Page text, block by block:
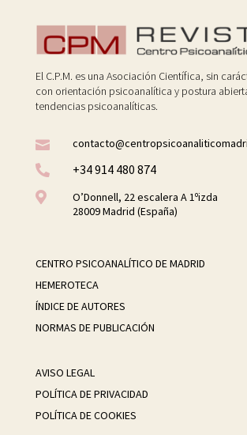
El C.P.M. es una Asociación Científica, sin
con orientación psicoanalítica y postura
tendencias psicoanalíticas.


+34 914 480 874

O’Donnell, 22 escalera A 1ºizda
28009 Madrid (España)
CENTRO PSICOANALÍTICO DE MADRID
HEMEROTECA
ÍNDICE DE AUTORES
NORMAS DE PUBLICACIÓN
AVISO LEGAL
POLÍTICA DE PRIVACIDAD
POLÍTICA DE COOKIES